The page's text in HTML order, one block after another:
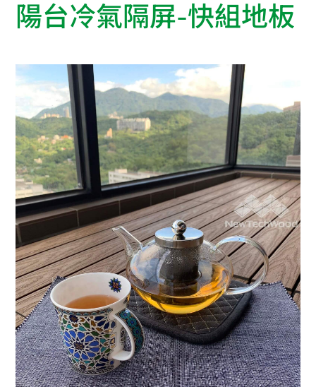
陽台冷氣隔屏-快組地板